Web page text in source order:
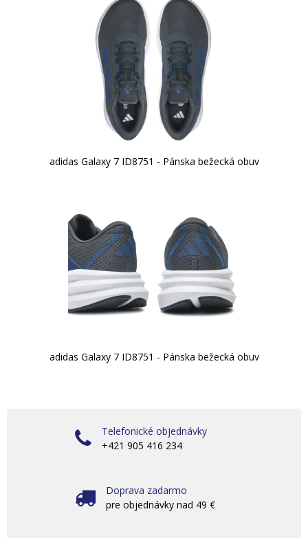
adidas Galaxy 7 ID8751 - Pánska bežecká obuv
adidas Galaxy 7 ID8751 - Pánska bežecká obuv
Telefonické objednávky
+421 905 416 234
Doprava zadarmo
pre objednávky nad 49 €